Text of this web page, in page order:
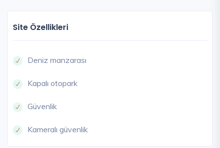
Site Özellikleri
Deniz manzarası
Kapalı otopark
Güvenlik
Kameralı güvenlik